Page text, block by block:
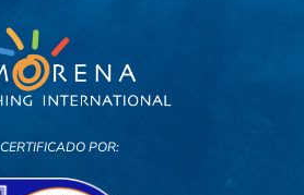
CERTIFICADO POR: